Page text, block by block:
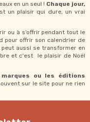
en un seul ! Chaque jour,
un plaisir qui dure, un vrai
ou à s’offrir pendant tout le
pour offrir son calendrier de
peut aussi se transformer en
et c'est le plaisir de Noël
ou les éditions
sur le site pour ne rien